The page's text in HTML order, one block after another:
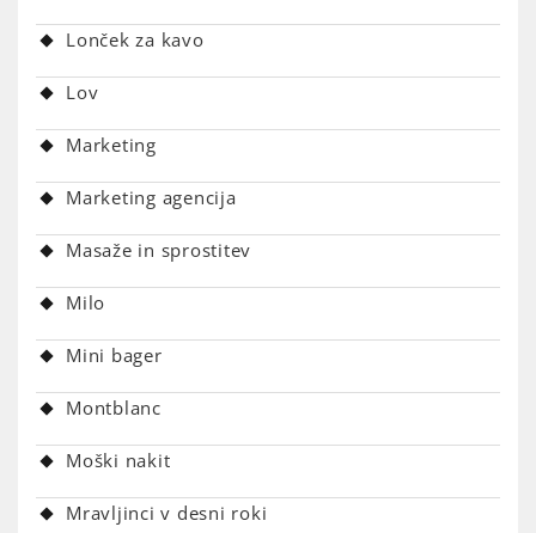
Lonček za kavo
Lov
Marketing
Marketing agencija
Masaže in sprostitev
Milo
Mini bager
Montblanc
Moški nakit
Mravljinci v desni roki